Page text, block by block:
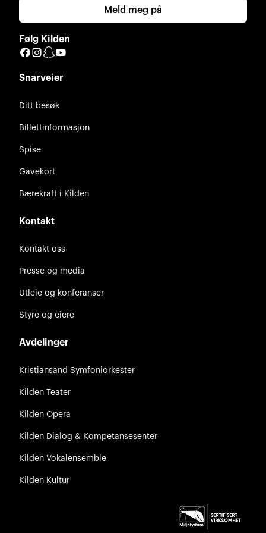
Meld meg på
Følg Kilden
Facebook
Instagram
Snapchat
Snarveier
Ditt besøk
Billettinformasjon
Spise
Gavekort
Bærekraft i Kilden
Kontakt
Kontakt oss
Presse og media
Utleie og konferanser
Styre og eiere
Avdelinger
Kristiansand Symfoniorkester
Kilden Teater
Kilden Opera
Kilden Dialog & Kompetansesenter
Kilden Vokalensemble
Kilden Kultur